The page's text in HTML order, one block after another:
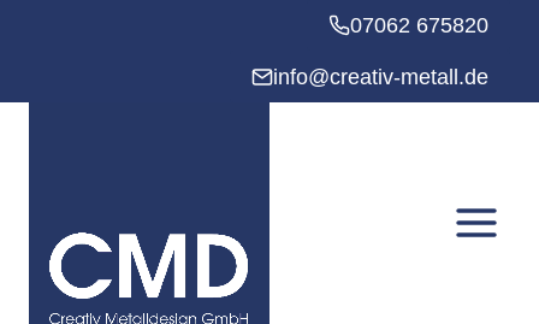
07062 675820
info@creativ-metall.de